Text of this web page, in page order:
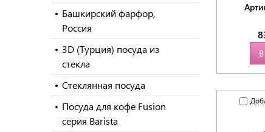
Башкирский фарфор,
Россия
3D (Турция) посуда из
стекла
Стеклянная посуда
Посуда для кофе Fusion
серия Barista